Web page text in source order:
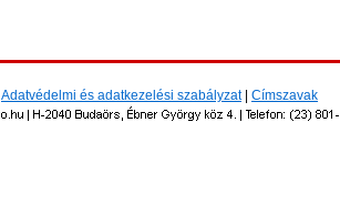
Adatvédelmi és adatkezelési szabályzat| Címszavak